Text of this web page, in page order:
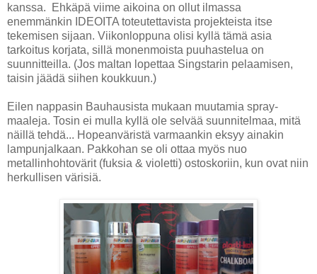
kanssa. Ehkäpä viime aikoina on ollut ilmassa
enemmänkin IDEOITA toteutettavista projekteista itse
tekemisen sijaan. Viikonloppuna olisi kyllä tämä asia
tarkoitus korjata, sillä monenmoista puuhastelua on
suunnitteilla. (Jos maltan lopettaa Singstarin pelaamisen,
taisin jäädä siihen koukkuun.)
Eilen nappasin Bauhausista mukaan muutamia spray-
maaleja. Tosin ei mulla kyllä ole selvää suunnitelmaa, mitä
näillä tehdä... Hopeanväristä varmaankin eksyy ainakin
lampunjalkaan. Pakkohan se oli ottaa myös nuo
metallinhohtovärit (fuksia & violetti) ostoskoriin, kun ovat niin
herkullisen värisiä.